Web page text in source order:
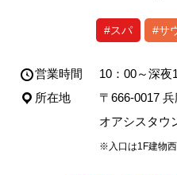
#スパ #サ
営業時間
10：00～深夜
所在地
〒666-0017
オアシスタウ
※入口は1F建物西